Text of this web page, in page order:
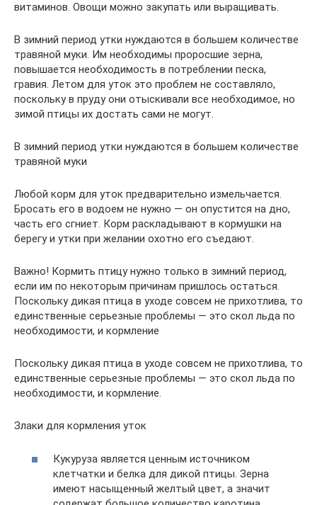
витаминов. Овощи можно закупать или выращивать.
В зимний период утки нуждаются в большем количестве
травяной муки. Им необходимы проросшие зерна,
повышается необходимость в потреблении песка,
гравия. Летом для уток это проблем не составляло,
поскольку в пруду они отыскивали все необходимое, но
зимой птицы их достать сами не могут.
В зимний период утки нуждаются в большем количестве
травяной муки
Любой корм для уток предварительно измельчается.
Бросать его в водоем не нужно — он опустится на дно,
часть его сгниет. Корм раскладывают в кормушки на
берегу и утки при желании охотно его съедают.
Важно! Кормить птицу нужно только в зимний период,
если им по некоторым причинам пришлось остаться.
Поскольку дикая птица в уходе совсем не прихотлива, то
единственные серьезные проблемы — это скол льда по
необходимости, и кормление
Поскольку дикая птица в уходе совсем не прихотлива, то
единственные серьезные проблемы — это скол льда по
необходимости, и кормление.
Злаки для кормления уток
Кукуруза является ценным источником
клетчатки и белка для дикой птицы. Зерна
имеют насыщенный желтый цвет, а значит